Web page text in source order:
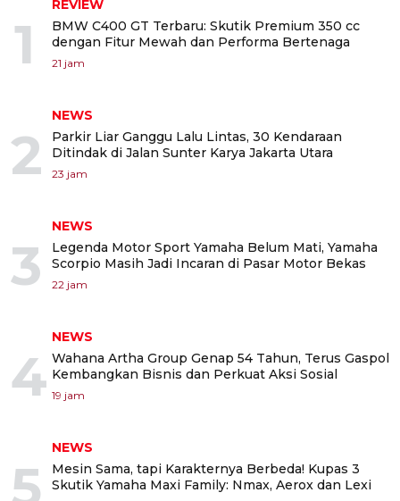
1
REVIEW
BMW C400 GT Terbaru: Skutik Premium 350 cc
dengan Fitur Mewah dan Performa Bertenaga
21 jam
2
NEWS
Parkir Liar Ganggu Lalu Lintas, 30 Kendaraan
Ditindak di Jalan Sunter Karya Jakarta Utara
23 jam
3
NEWS
Legenda Motor Sport Yamaha Belum Mati, Yamaha
Scorpio Masih Jadi Incaran di Pasar Motor Bekas
22 jam
4
NEWS
Wahana Artha Group Genap 54 Tahun, Terus Gaspol
Kembangkan Bisnis dan Perkuat Aksi Sosial
19 jam
5
NEWS
Mesin Sama, tapi Karakternya Berbeda! Kupas 3
Skutik Yamaha Maxi Family: Nmax, Aerox dan Lexi